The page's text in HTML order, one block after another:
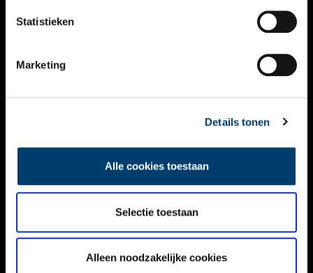
Statistieken
Marketing
Details tonen
Alle cookies toestaan
Selectie toestaan
Alleen noodzakelijke cookies
NIEUWSBRIEF
DISCLAIMER
TOEGANKELIJKHEID
Volg ONH op social media